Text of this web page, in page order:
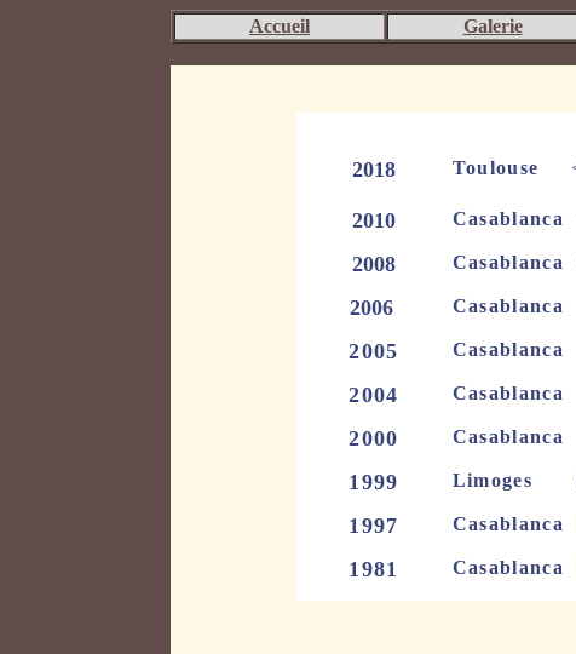
Accueil Galerie
2018 Toulouse
2010 Casablanca
2008 Casablanca
2006 Casablanca
2005 Casablanca
2004 Casablanca
2000 Casablanca
1999 Limoges
1997 Casablanca
1981 Casablanca